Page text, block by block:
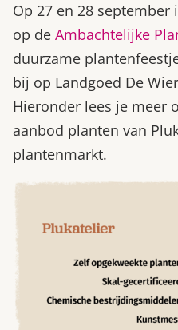
Op 27 en 28 september
op de Ambachtelijke
duurzame
bij op Landgoed De
Hieronder lees je meer
aanbod planten van
plantenmarkt.